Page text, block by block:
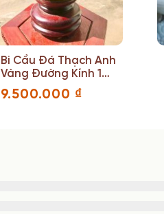
Bi Cầu Đá Thạch Anh
Vàng Đường Kính 18
(cm)
9.500.000 ₫